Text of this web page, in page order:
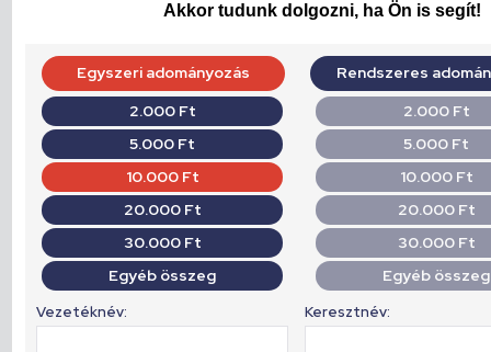
Akkor tudunk dolgozni, ha Ön is segít!